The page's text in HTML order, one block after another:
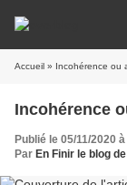
Accueil » Incohérence ou
Incohérence
Publié le 05/11/2020
Par En Finir le blog